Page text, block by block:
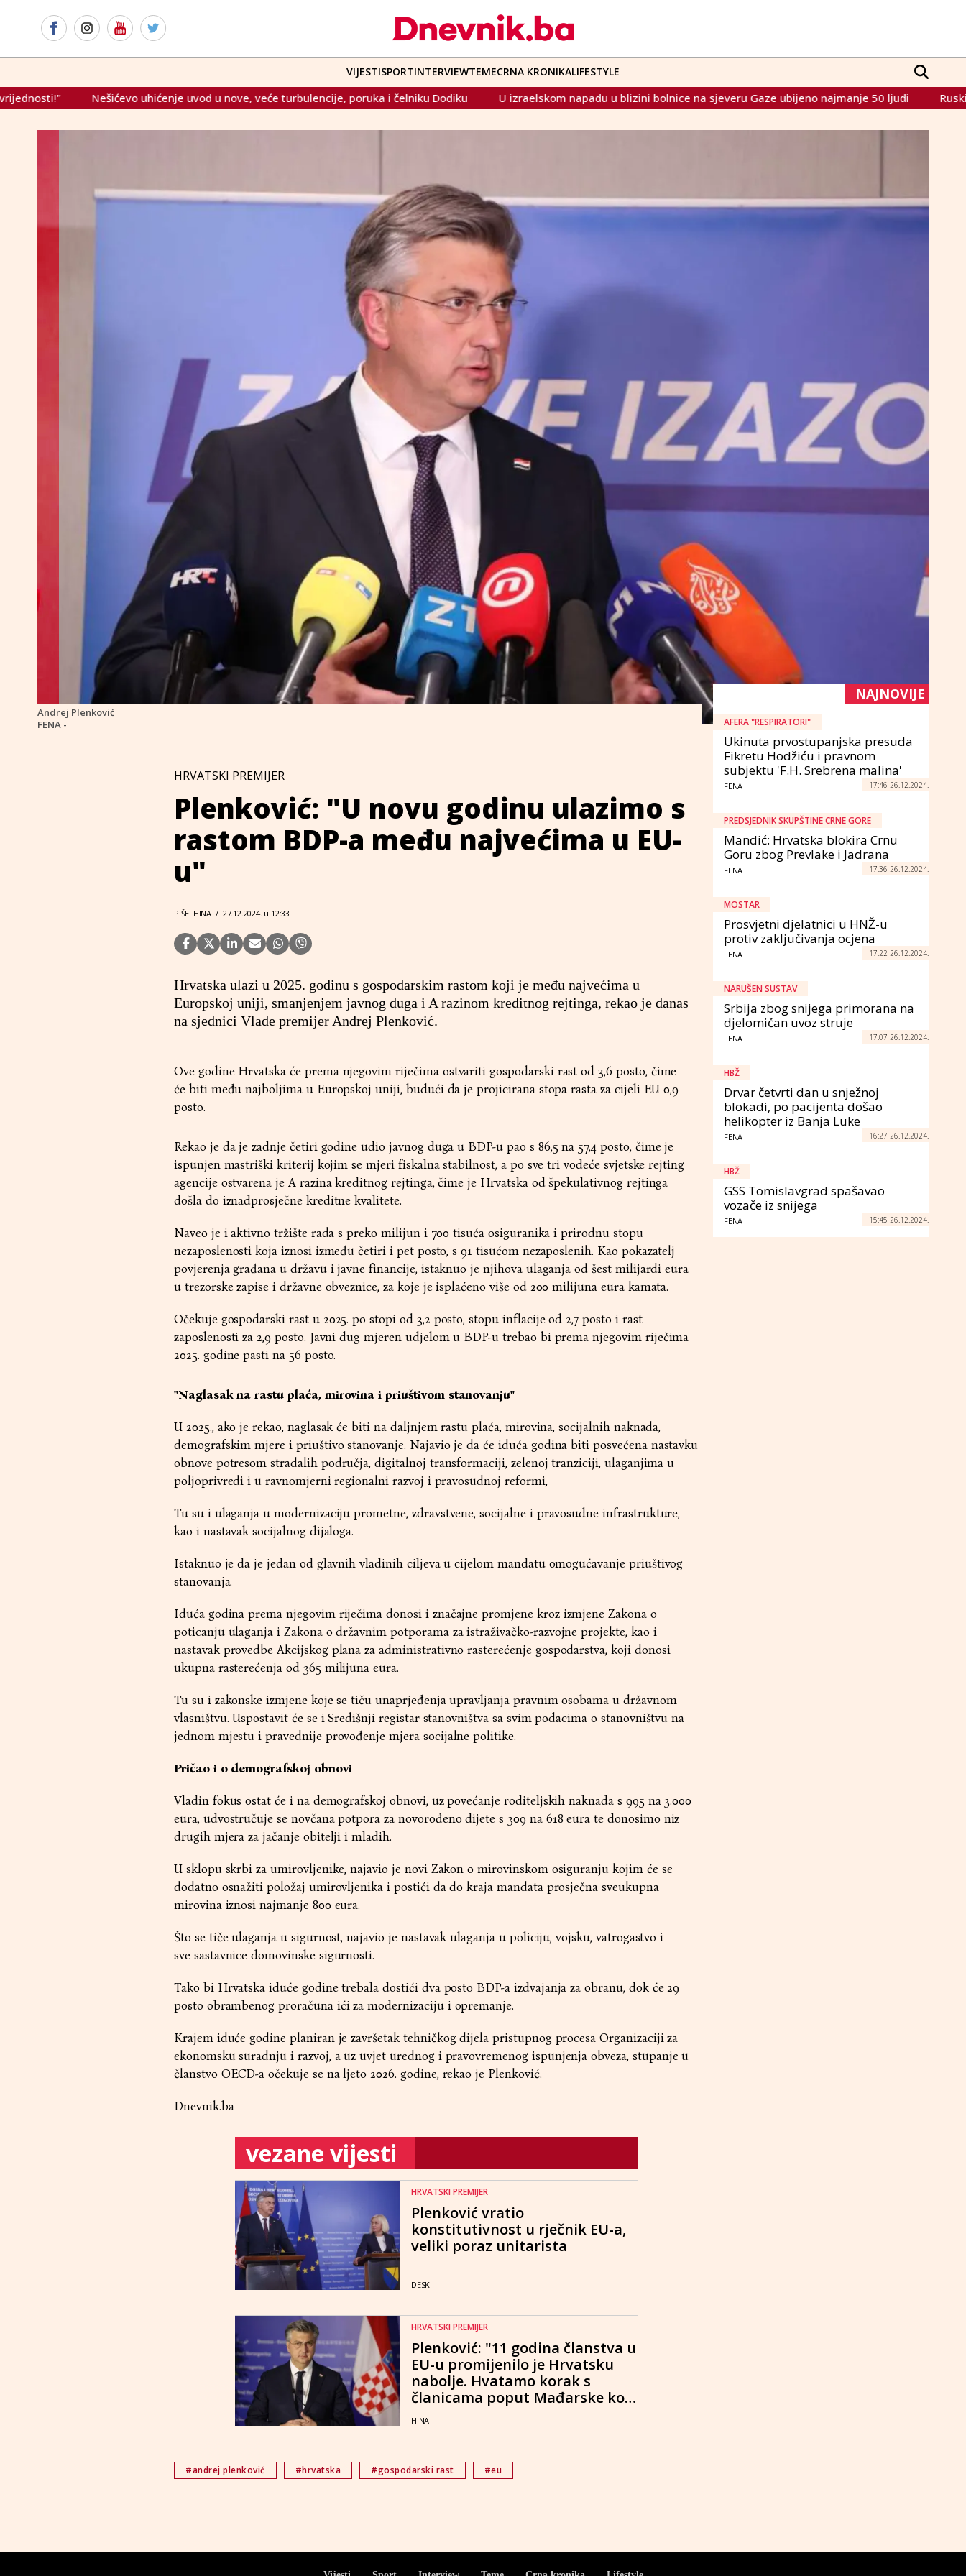
VIJESTISPORTINTERVIEWTEMECRNA KRONIKALIFESTYLE
uvod u nove, veće turbulencije, poruka i čelniku Dodiku U izraelskom napadu u blizini bolnice na sjeveru Gaze ubijeno najmanje 50 ljudi Ruski veleposlanik: Nije tajna
Andrej Plenković
FENA -
HRVATSKI PREMIJER
Plenković: "U novu godinu ulazimo s
rastom BDP-a među najvećima u EU-
u"
PIŠE: HINA / 27.12.2024. u 12:33
Hrvatska ulazi u 2025. godinu s gospodarskim rastom koji je među najvećima u
Europskoj uniji, smanjenjem javnog duga i A razinom kreditnog rejtinga, rekao je danas
na sjednici Vlade premijer Andrej Plenković.
Ove godine Hrvatska će prema njegovim riječima ostvariti gospodarski rast od 3,6 posto, čime
će biti među najboljima u Europskoj uniji, budući da je projicirana stopa rasta za cijeli EU 0,9
posto.
Rekao je da je zadnje četiri godine udio javnog duga u BDP-u pao s 86,5 na 57,4 posto, čime je
ispunjen mastriški kriterij kojim se mjeri fiskalna stabilnost, a po sve tri vodeće svjetske rejting
agencije ostvarena je A razina kreditnog rejtinga, čime je Hrvatska od špekulativnog rejtinga
došla do iznadprosječne kreditne kvalitete.
Naveo je i aktivno tržište rada s preko milijun i 700 tisuća osiguranika i prirodnu stopu
nezaposlenosti koja iznosi između četiri i pet posto, s 91 tisućom nezaposlenih. Kao pokazatelj
povjerenja građana u državu i javne financije, istaknuo je njihova ulaganja od šest milijardi eura
u trezorske zapise i državne obveznice, za koje je isplaćeno više od 200 milijuna eura kamata.
Očekuje gospodarski rast u 2025. po stopi od 3,2 posto, stopu inflacije od 2,7 posto i rast
zaposlenosti za 2,9 posto. Javni dug mjeren udjelom u BDP-u trebao bi prema njegovim riječima
2025. godine pasti na 56 posto.
"Naglasak na rastu plaća, mirovina i priuštivom stanovanju"
U 2025., ako je rekao, naglasak će biti na daljnjem rastu plaća, mirovina, socijalnih naknada,
demografskim mjere i priuštivo stanovanje. Najavio je da će iduća godina biti posvećena nastavku
obnove potresom stradalih područja, digitalnoj transformaciji, zelenoj tranziciji, ulaganjima u
poljoprivredi i u ravnomjerni regionalni razvoj i pravosudnoj reformi,
Tu su i ulaganja u modernizaciju prometne, zdravstvene, socijalne i pravosudne infrastrukture,
kao i nastavak socijalnog dijaloga.
Istaknuo je da je jedan od glavnih vladinih ciljeva u cijelom mandatu omogućavanje priuštivog
stanovanja.
Iduća godina prema njegovim riječima donosi i značajne promjene kroz izmjene Zakona o
poticanju ulaganja i Zakona o državnim potporama za istraživačko-razvojne projekte, kao i
nastavak provedbe Akcijskog plana za administrativno rasterećenje gospodarstva, koji donosi
ukupna rasterećenja od 365 milijuna eura.
Tu su i zakonske izmjene koje se tiču unaprjeđenja upravljanja pravnim osobama u državnom
vlasništvu. Uspostavit će se i Središnji registar stanovništva sa svim podacima o stanovništvu na
jednom mjestu i pravednije provođenje mjera socijalne politike.
Pričao i o demografskoj obnovi
Vladin fokus ostat će i na demografskoj obnovi, uz povećanje roditeljskih naknada s 995 na 3.000
eura, udvostručuje se novčana potpora za novorođeno dijete s 309 na 618 eura te donosimo niz
drugih mjera za jačanje obitelji i mladih.
U sklopu skrbi za umirovljenike, najavio je novi Zakon o mirovinskom osiguranju kojim će se
dodatno osnažiti položaj umirovljenika i postići da do kraja mandata prosječna sveukupna
mirovina iznosi najmanje 800 eura.
Što se tiče ulaganja u sigurnost, najavio je nastavak ulaganja u policiju, vojsku, vatrogastvo i
sve sastavnice domovinske sigurnosti.
Tako bi Hrvatska iduće godine trebala dostići dva posto BDP-a izdvajanja za obranu, dok će 29
posto obrambenog proračuna ići za modernizaciju i opremanje.
Krajem iduće godine planiran je završetak tehničkog dijela pristupnog procesa Organizaciji za
ekonomsku suradnju i razvoj, a uz uvjet urednog i pravovremenog ispunjenja obveza, stupanje u
članstvo OECD-a očekuje se na ljeto 2026. godine, rekao je Plenković.
Dnevnik.ba
vezane vijesti
HRVATSKI PREMIJER
Plenković vratio
konstitutivnost u rječnik EU-a,
veliki poraz unitarista
DESK
HRVATSKI PREMIJER
Plenković: "11 godina članstva u
EU-u promijenilo je Hrvatsku
nabolje. Hvatamo korak s
članicama poput Mađarske koje
su u Uniji 20 godina"
HINA
#andrej plenković #hrvatska #gospodarski rast #eu
NAJNOVIJE
AFERA "RESPIRATORI"
Ukinuta prvostupanjska presuda
Fikretu Hodžiću i pravnom
subjektu 'F.H. Srebrena malina'
FENA 17:46 26.12.2024.
PREDSJEDNIK SKUPŠTINE CRNE GORE
Mandić: Hrvatska blokira Crnu
Goru zbog Prevlake i Jadrana
FENA 17:36 26.12.2024.
MOSTAR
Prosvjetni djelatnici u HNŽ-u
protiv zaključivanja ocjena
FENA 17:22 26.12.2024.
NARUŠEN SUSTAV
Srbija zbog snijega primorana na
djelomičan uvoz struje
FENA 17:07 26.12.2024.
HBŽ
Drvar četvrti dan u snježnoj
blokadi, po pacijenta došao
helikopter iz Banja Luke
FENA 16:27 26.12.2024.
HBŽ
GSS Tomislavgrad spašavao
vozače iz snijega
FENA 15:45 26.12.2024.